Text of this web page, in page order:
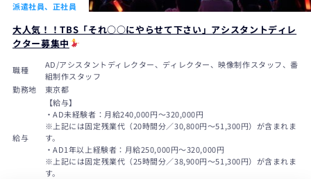
派遣社員、正社員
大人気！！TBS「それ○○にやらせて下さい」アシスタントディレ
クター募集中
職種
AD/アシスタントディレクター、ディレクター、映像制作スタッフ、番
組制作スタッフ
勤務地
東京都
給与
【給与】
・AD未経験者：月給240,000円〜320,000円
※上記には固定残業代（20時間分／30,800円～51,300円）が含まれま
す。
・AD1年以上経験者：月給250,000円～320,000円
※上記には固定残業代（25時間分／38,900円～51,300円）が含まれま
す。